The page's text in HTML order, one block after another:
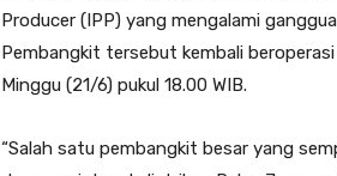
Producer (IPP) yang mengalami
Pembangkit tersebut kembali
Minggu (21/6) pukul 18.00 WIB.
“Salah satu pembangkit besar yang